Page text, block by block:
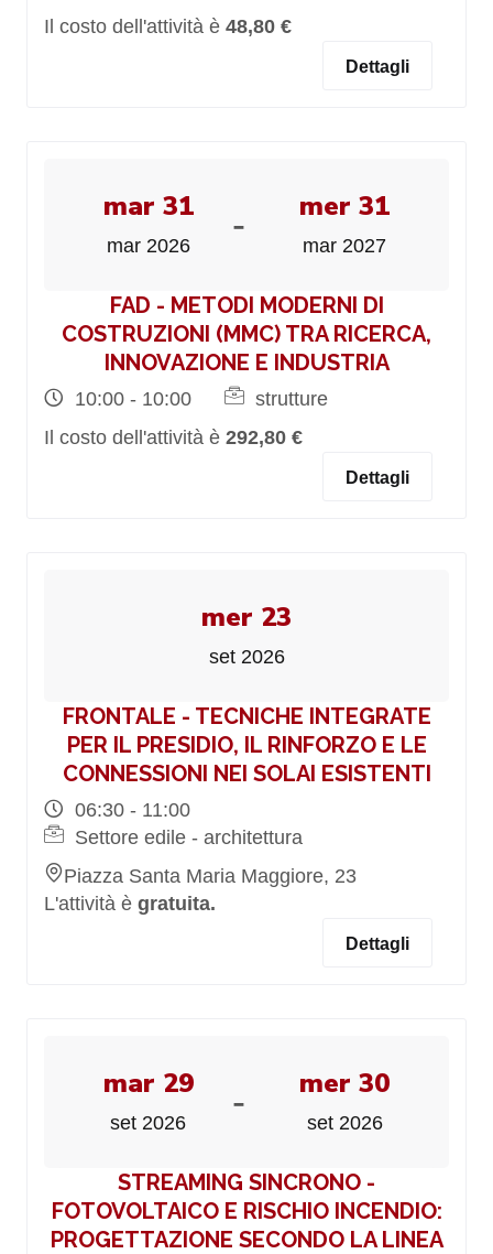
Il costo dell'attività è 48,80 €
Dettagli
mar 31
mar 2026 - mer 31
mar 2027
FAD - METODI MODERNI DI
COSTRUZIONI (MMC) TRA RICERCA,
INNOVAZIONE E INDUSTRIA
10:00 - 10:00
strutture
Il costo dell'attività è 292,80 €
Dettagli
mer 23
set 2026
FRONTALE - TECNICHE INTEGRATE
PER IL PRESIDIO, IL RINFORZO E LE
CONNESSIONI NEI SOLAI ESISTENTI
06:30 - 11:00
Settore edile - architettura
Piazza Santa Maria Maggiore, 23
L'attività è gratuita.
Dettagli
mar 29
set 2026 - mer 30
set 2026
STREAMING SINCRONO -
FOTOVOLTAICO E RISCHIO INCENDIO:
PROGETTAZIONE SECONDO LA LINEA